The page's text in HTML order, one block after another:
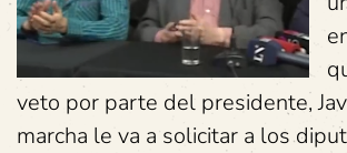
veto por parte del presidente,
marcha le va a solicitar a los